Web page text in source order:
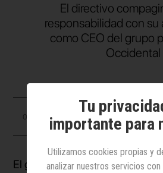
El directivo
responsabilidad con su
como CEO del grupo
Occidental
07 julio 2026
El grupoHavasha creado la
Tu
importante para
Utilizamos cookies propias y
analizar nuestros servicios